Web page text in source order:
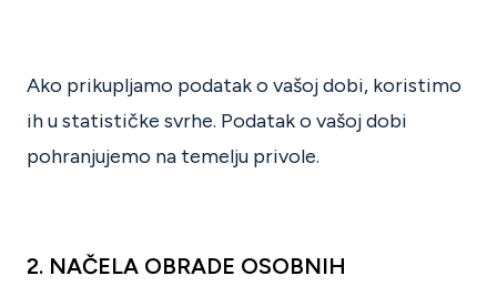
Ako prikupljamo podatak o vašoj dobi, koristimo
ih u statističke svrhe. Podatak o vašoj dobi
pohranjujemo na temelju privole.
2. NAČELA OBRADE OSOBNIH